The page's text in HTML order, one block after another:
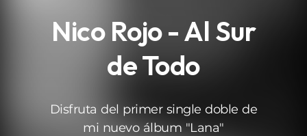
Nico Rojo - Al Sur
de Todo
Disfruta del primer single doble de
mi nuevo álbum "Lana"